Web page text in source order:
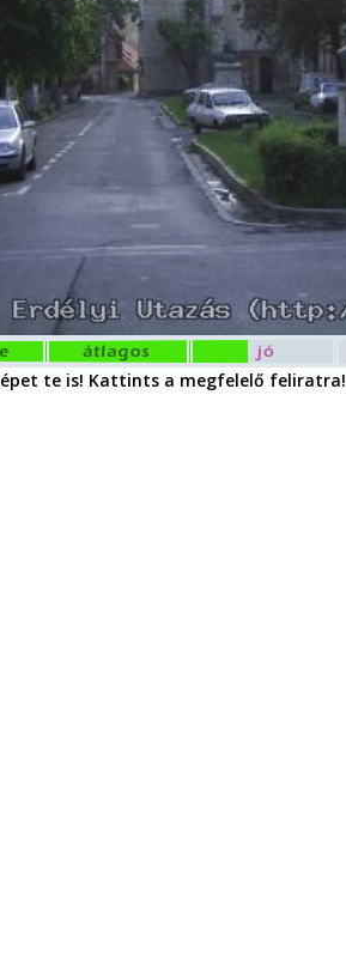
te is! Kattints a megfelelő feliratra!